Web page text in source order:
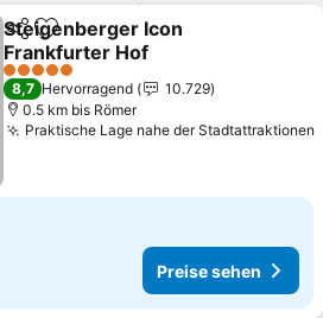
TeilenZu Favoriten hinzufügen
Steigenberger Icon
Frankfurter Hof
Preise sehen
5 Sterne
8,7 Hervorragend
10.729
0.5 km bis Römer
Praktische Lage nahe der Stadtattraktionen
Preise sehen